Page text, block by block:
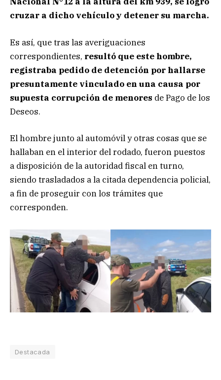
cruzar a dicho vehículo y detener su marcha.
Es así, que tras las averiguaciones
correspondientes, resultó que este hombre,
registraba pedido de detención por hallarse
presuntamente vinculado en una causa por
supuesta corrupción de menores de Pago de los
Deseos.
El hombre junto al automóvil y otras cosas que se
hallaban en el interior del rodado, fueron puestos
a disposición de la autoridad fiscal en turno,
siendo trasladados a la citada dependencia policial,
a fin de proseguir con los trámites que
corresponden.
Destacada